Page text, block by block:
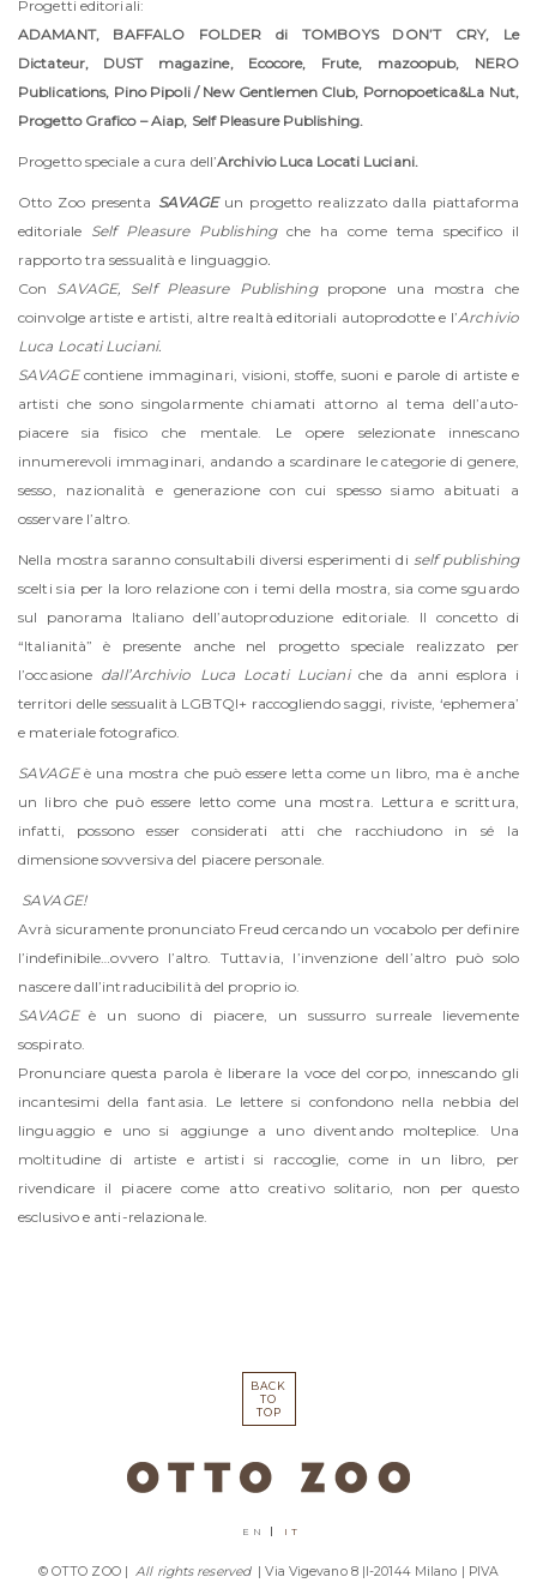
Progetti editoriali:
ADAMANT, BAFFALO FOLDER di TOMBOYS DON’T CRY, Le
Dictateur, DUST magazine, Ecocore, Frute, mazoopub, NERO
Publications, Pino Pipoli / New Gentlemen Club, Pornopoetica&La Nut,
Progetto Grafico – Aiap, Self Pleasure Publishing.
Progetto speciale a cura dell’Archivio Luca Locati Luciani.
Otto Zoo presenta SAVAGEun progetto realizzato dalla piattaforma
editoriale Self Pleasure Publishing che ha come tema specifico il
rapporto tra sessualità e linguaggio.
Con SAVAGE, Self Pleasure Publishing propone una mostra che
coinvolge artiste e artisti, altre realtà editoriali autoprodotte e l’Archivio
Luca Locati Luciani.
SAVAGEcontiene immaginari, visioni, stoffe, suoni e parole di artiste e
artisti che sono singolarmente chiamati attorno al tema dell’auto-
piacere sia fisico che mentale. Le opere selezionate innescano
innumerevoli immaginari, andando a scardinare le categorie di genere,
sesso, nazionalità e generazione con cui spesso siamo abituati a
osservare l’altro.
Nella mostra saranno consultabili diversi esperimenti di self publishing
scelti sia per la loro relazione con i temi della mostra, sia come sguardo
sul panorama Italiano dell’autoproduzione editoriale. Il concetto di
“Italianità” è presente anche nel progetto speciale realizzato per
l’occasione dall’Archivio Luca Locati Lucianiche da anni esplora i
territori delle sessualità LGBTQI+ raccogliendo saggi, riviste, ‘ephemera’
e materiale fotografico.
SAVAGEè una mostra che può essere letta come un libro, ma è anche
un libro che può essere letto come una mostra. Lettura e scrittura,
infatti, possono esser considerati atti che racchiudono in sé la
dimensione sovversiva del piacere personale.
SAVAGE!
Avrà sicuramente pronunciato Freud cercando un vocabolo per definire
l’indefinibile…ovvero l’altro. Tuttavia, l’invenzione dell’altro può solo
nascere dall’intraducibilità del proprio io.
SAVAGEè un suono di piacere, un sussurro surreale lievemente
sospirato.
Pronunciare questa parola è liberare la voce del corpo, innescando gli
incantesimi della fantasia. Le lettere si confondono nella nebbia del
linguaggio e uno si aggiunge a uno diventando molteplice. Una
moltitudine di artiste e artisti si raccoglie, come in un libro, per
rivendicare il piacere come atto creativo solitario, non per questo
esclusivo e anti-relazionale.
BACK
TO
TOP
EN IT
© OTTO ZOO |All rights reserved | Via Vigevano 8 |I-20144 Milano | PIVA